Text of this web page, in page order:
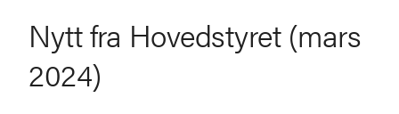
Nytt fra Hovedstyret (mars
2024)